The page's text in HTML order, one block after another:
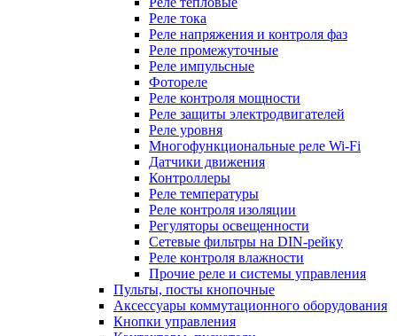
Реле тока
Реле напряжения и контроля фаз
Реле промежуточные
Реле импульсные
Фотореле
Реле контроля мощности
Реле защиты электродвигателей
Реле уровня
Многофункциональные реле Wi-Fi
Датчики движения
Контроллеры
Реле температуры
Реле контроля изоляции
Регуляторы освещенности
Сетевые фильтры на DIN-рейку
Реле контроля влажности
Прочие реле и системы управления
Пульты, посты кнопочные
Аксессуары коммутационного оборудования
Кнопки управления